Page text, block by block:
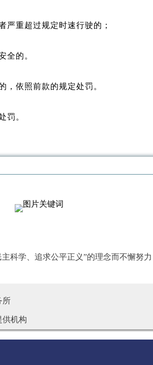
严重超过规定时速行驶的；
全的。
，依照前款的规定处罚。
罚。
科学、追求公平正义”的理念而不懈努
所
供机构